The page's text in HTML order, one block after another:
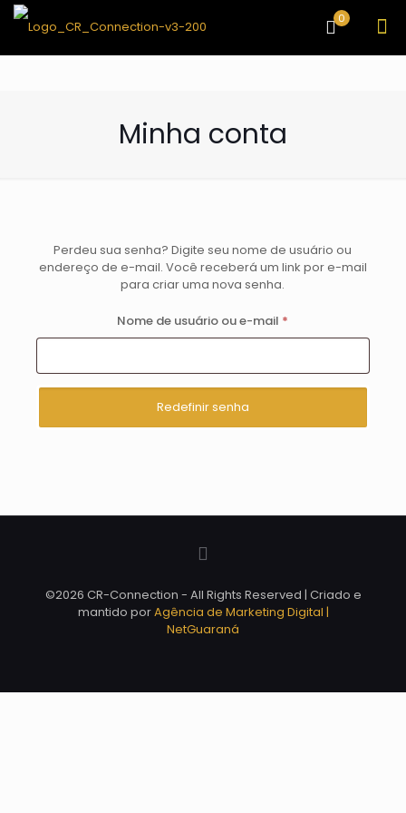
0
Minha conta
Perdeu sua senha? Digite seu nome de usuário ou
endereço de e-mail. Você receberá um link por e-mail
para criar uma nova senha.
Nome de usuário ou e-mail *
Redefinir senha
©2026 CR-Connection - All Rights Reserved | Criado e
mantido porAgência de Marketing Digital |
NetGuaraná